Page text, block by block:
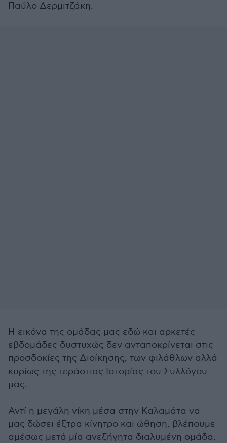
Παύλο Δερμιτζάκη.
Η εικόνα της ομάδας μας εδώ και αρκετές
εβδομάδες δυστυχώς δεν ανταποκρίνεται στις
προσδοκίες της Διοίκησης, των φιλάθλων αλλά
κυρίως της τεράστιας Ιστορίας του Συλλόγου
μας.
Αντί η μεγάλη νίκη μέσα στην Καλαμάτα να
μας δώσει έξτρα κίνητρο και ώθηση, βλέπουμε
αμέσως μετά μία ανεξήγητα διαλυμένη ομάδα,